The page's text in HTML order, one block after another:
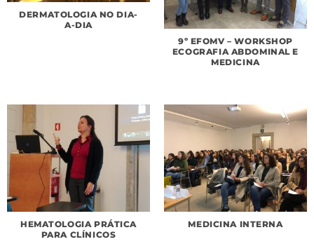
DERMATOLOGIA NO DIA-
A-DIA
9º EFOMV – WORKSHOP
ECOGRAFIA ABDOMINAL E
MEDICINA
HEMATOLOGIA PRÁTICA
PARA CLÍNICOS
MEDICINA INTERNA